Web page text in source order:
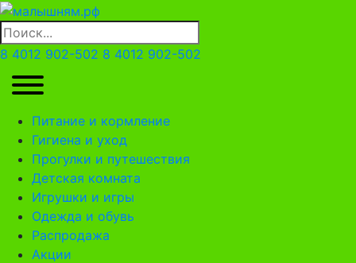
8 4012 902-502 8 4012 902-502
Питание и кормление
Гигиена и уход
Прогулки и путешествия
Детская комната
Игрушки и игры
Одежда и обувь
Распродажа
Акции